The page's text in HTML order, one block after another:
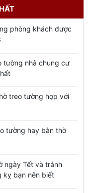
phòng khách được
tường nhà chung cư
treo tường hợp với
tường hay bàn thờ
ngày Tết và tránh
kỵ bạn nên biết